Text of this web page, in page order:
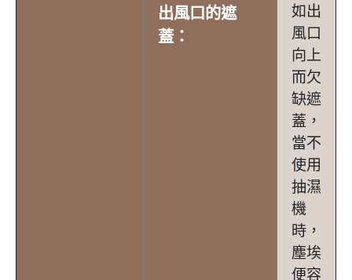
出風口的遮
蓋：
如出
風口
向上
而欠
缺遮
蓋，
當不
使用
抽濕
機
時，
塵埃
便容